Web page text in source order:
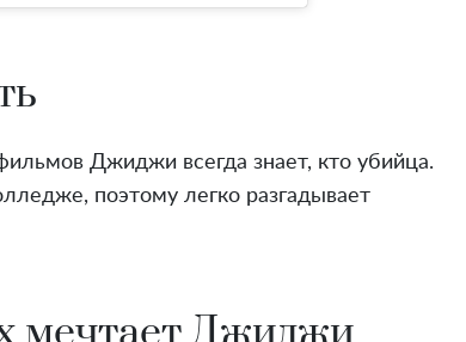
Джиджи всегда знает, кто убийца.
поэтому легко разгадывает